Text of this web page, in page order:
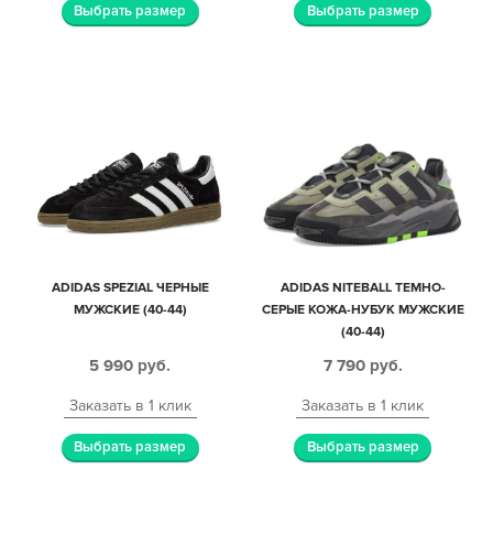
Выбрать размер Выбрать размер
ADIDAS SPEZIAL ЧЕРНЫЕ
МУЖСКИЕ (40-44)
5 990 руб.
Заказать в 1 клик
Выбрать размер
ADIDAS NITEBALL ТЕМНО-
СЕРЫЕ КОЖА-НУБУК МУЖСКИЕ
(40-44)
7 790 руб.
Заказать в 1 клик
Выбрать размер